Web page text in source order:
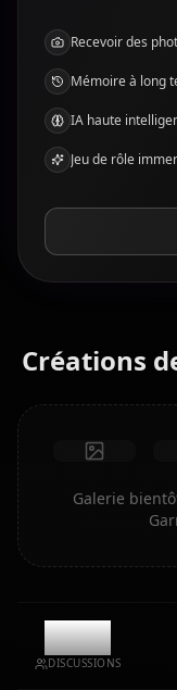
Recevoir des
Mémoire à long
IA haute
Jeu de rôle
Créations
Galerie
12.1k
DISCUSSIONS